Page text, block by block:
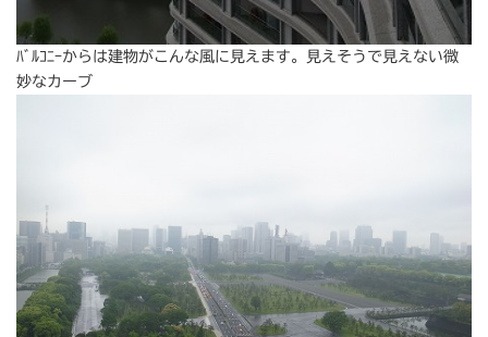
ﾊﾞﾙｺﾆｰからは建物がこんな風に見えます。見えそうで見えない微
妙なカーブ